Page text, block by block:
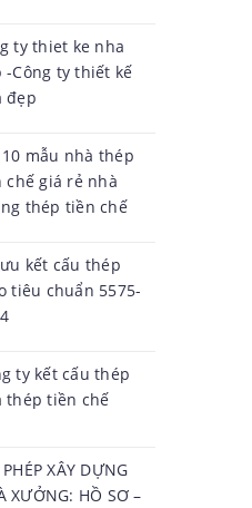
ty thiet ke nha
-Công ty thiết kế
đẹp
mẫu nhà thép
chế giá rẻ nhà
thép tiền chế
kết cấu thép
tiêu chuẩn 5575-
ty kết cấu thép
thép tiền chế
XÂY DỰNG
XƯỞNG: HỒ SƠ –